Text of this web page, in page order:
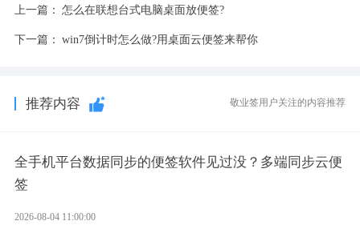
上一篇： 怎么在联想台式电脑桌面放便签?
下一篇： win7倒计时怎么做?用桌面云便签来帮你
推荐内容 敬业签用户关注的内容推荐
全手机平台数据同步的便签软件见过没？多端同步云便
签
2026-08-04 11:00:00